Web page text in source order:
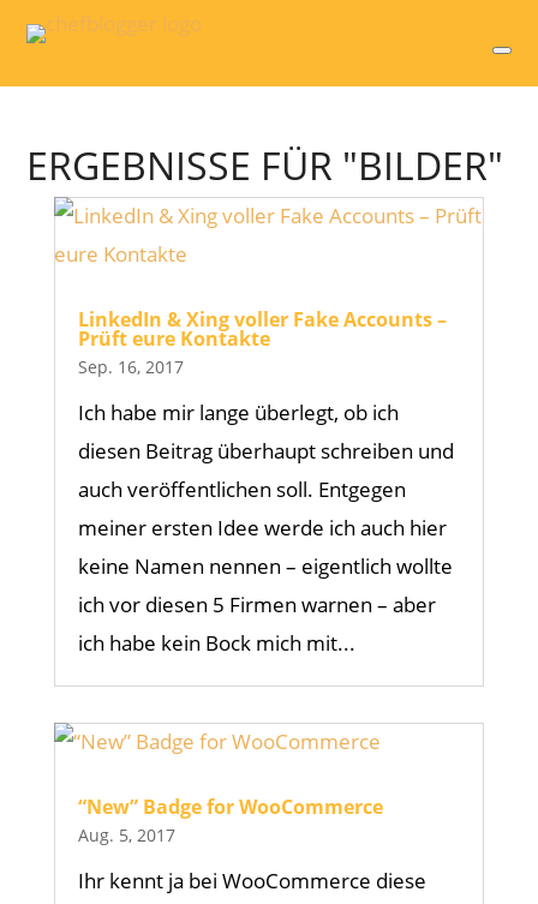
ERGEBNISSE FÜR "BILDER"
LinkedIn & Xing voller Fake Accounts –
Prüft eure Kontakte
Sep. 16, 2017
Ich habe mir lange überlegt, ob ich
diesen Beitrag überhaupt schreiben und
auch veröffentlichen soll. Entgegen
meiner ersten Idee werde ich auch hier
keine Namen nennen – eigentlich wollte
ich vor diesen 5 Firmen warnen – aber
ich habe kein Bock mich mit...
“New” Badge for WooCommerce
Aug. 5, 2017
Ihr kennt ja bei WooCommerce diese